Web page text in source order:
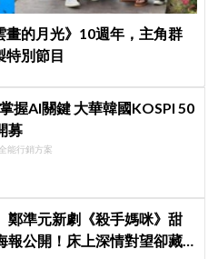
的月光》10週年，主角群
特別節目
握AI關鍵 大華韓國KOSPI 50
募
能行銷方案
鄭準元新劇《殺手媽咪》甜
報公開！床上深情對望卻藏